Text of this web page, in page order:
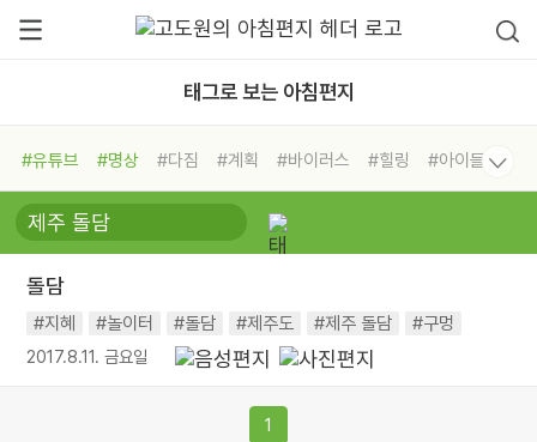
태그로 보는 아침편지
#유튜브 #명상 #다짐 #계획 #바이러스 #힐링
#아이들
#비전캠프
#독서캠프 #삶
#희망
#나눔 #친구 #링컨학교
#독서
돌담
#지혜 #놀이터 #돌담 #제주도 #제주 돌담 #구멍
2017.8.11. 금요일
1